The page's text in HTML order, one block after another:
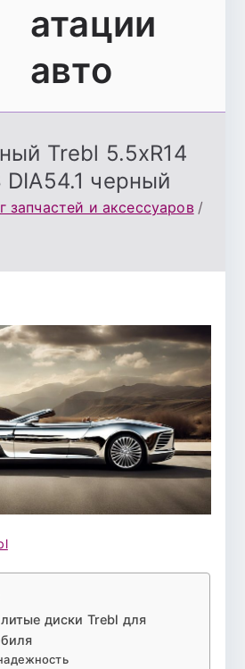
атации
авто
Trebl 5.5хR14
черный
запчастей и аксессуаров
диски Trebl для